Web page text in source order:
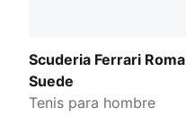
Scuderia Ferrari Roma
Suede
Tenis para hombre